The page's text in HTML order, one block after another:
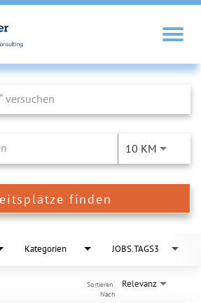
10 KM
finden
Kategorien JOBS.TAGS3
Relevanz
Sortieren
Nach